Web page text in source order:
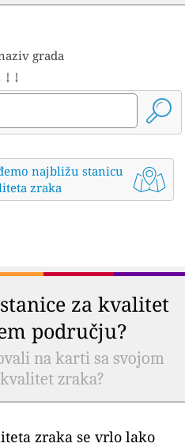
grada
↓ ↓
najbližu stanicu
zraka
za kvalitet
području?
na karti sa svojom
zraka?
zraka se vrlo lako